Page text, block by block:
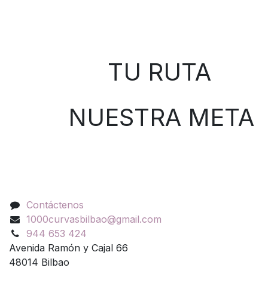
TU RUTA
NUESTRA META
Contáctenos
1000curvasbilbao@gmail.com
944 653 424
Avenida Ramón y Cajal 66
48014 Bilbao